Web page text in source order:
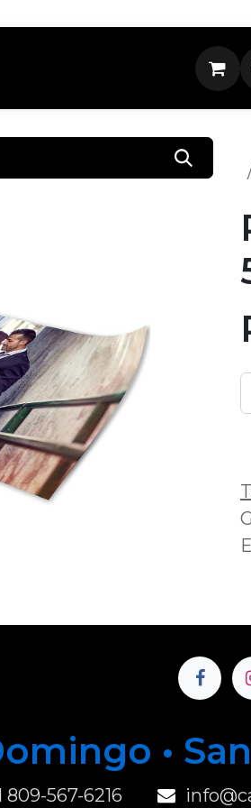
•
809-567-6216